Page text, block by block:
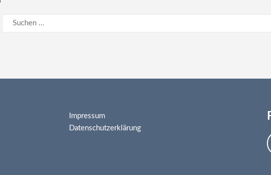
nach:
Impressum
Datenschutzerklärung